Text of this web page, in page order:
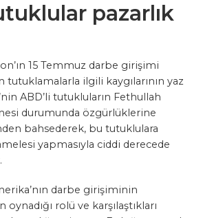
pazarlık
15 Temmuz darbe girişimi
tutuklamalarla ilgili kaygılarının yaz
ABD’li tutukluların Fethullah
durumunda özgürlüklerine
bahsederek, bu tutuklulara
yapmasıyla ciddi derecede
darbe girişiminin
oynadığı rolü ve karşılaştıkları